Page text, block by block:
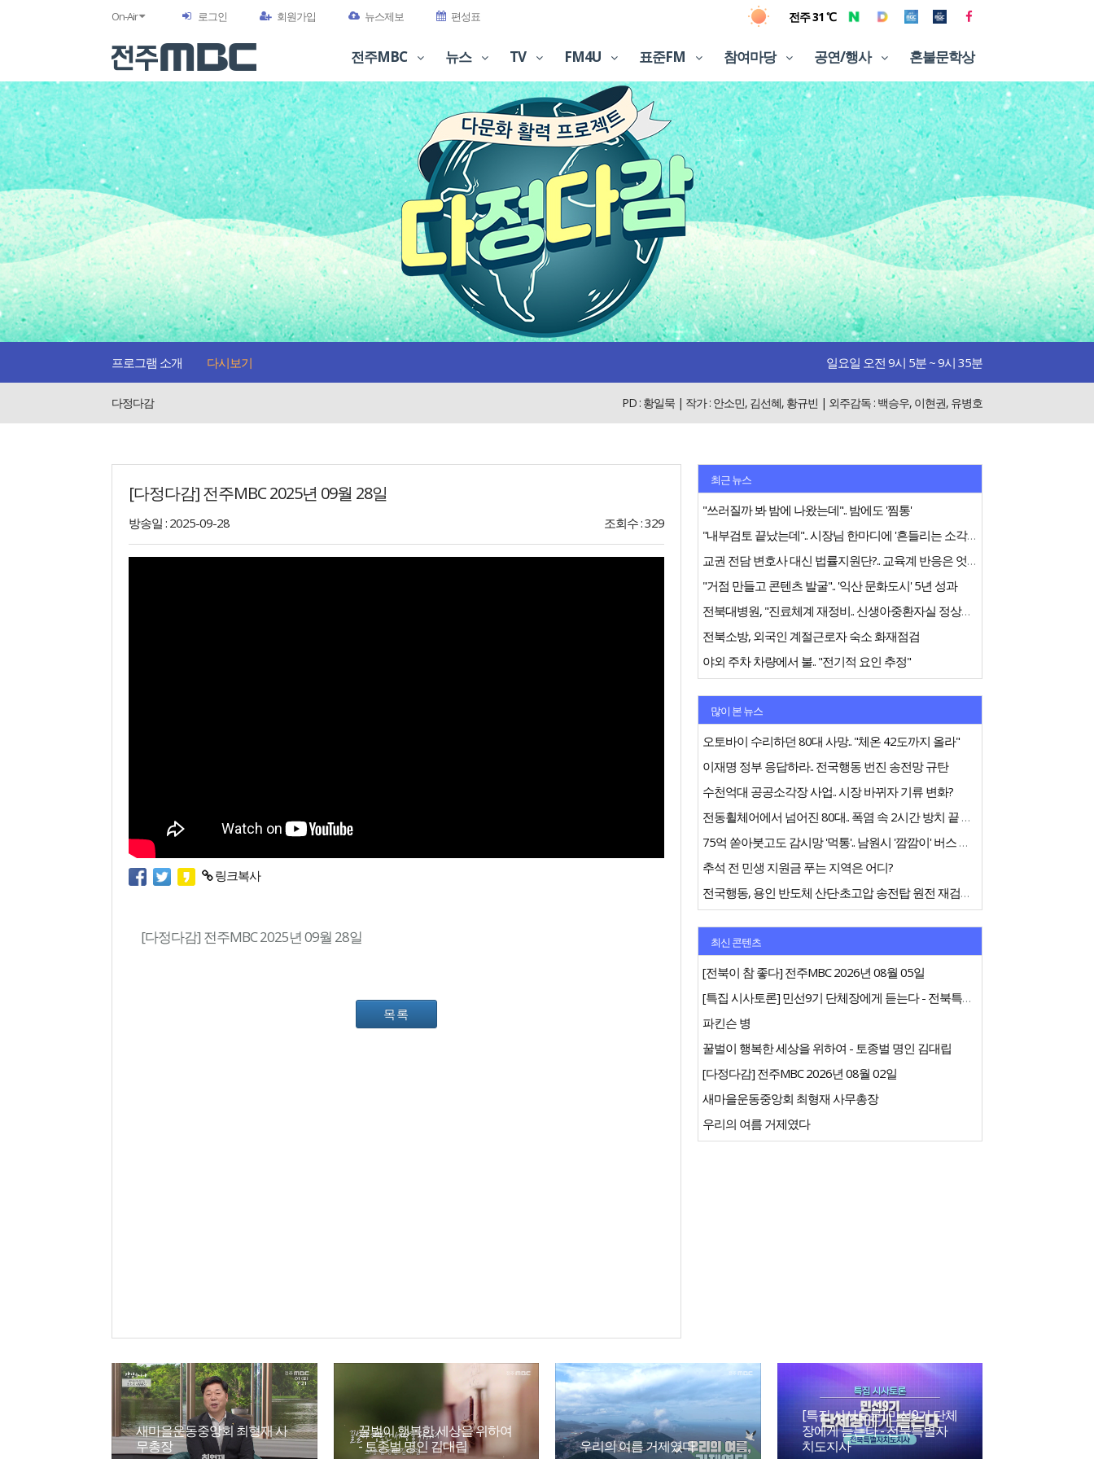
On-Air 로그인 회원가입 뉴스제보 편성표 전주 31 ℃
전주MBC 뉴스 TV FM4U 표준FM 참여마당 공연/행사 혼불문학상
프로그램 소개 다시보기 일요일 오전 9시 5분 ~ 9시 35분
다정다감 PD : 황일묵 | 작가 : 안소민, 김선혜, 황규빈 | 외주감독 : 백승우, 이현권, 유병호
[다정다감] 전주MBC 2025년 09월 28일
방송일 : 2025-09-28 조회수 : 329
링크복사
[다정다감] 전주MBC 2025년 09월 28일
목록
최근 뉴스
"쓰러질까 봐 밤에 나왔는데".. 밤에도 '찜통'
"내부검토 끝났는데".. 시장님 한마디에 '흔들리는 소각장'
교권 전담 변호사 대신 법률지원단?.. 교육계 반응은 엇갈려
"거점 만들고 콘텐츠 발굴".. '익산 문화도시' 5년 성과
전북대병원, "진료체계 재정비.. 신생아중환자실 정상화 노력"
전북소방, 외국인 계절근로자 숙소 화재점검
야외 주차 차량에서 불.. "전기적 요인 추정"
많이 본 뉴스
오토바이 수리하던 80대 사망.. "체온 42도까지 올라"
이재명 정부 응답하라.. 전국행동 번진 송전망 규탄
수천억대 공공소각장 사업.. 시장 바뀌자 기류 변화?
전동휠체어에서 넘어진 80대.. 폭염 속 2시간 방치 끝 숨져
75억 쏟아붓고도 감시망 '먹통'.. 남원시 '깜깜이' 버스 행정
추석 전 민생 지원금 푸는 지역은 어디?
전국행동, 용인 반도체 산단·초고압 송전탑 원전 재검토 촉구
최신 콘텐츠
[전북이 참 좋다] 전주MBC 2026년 08월 05일
[특집 시사토론] 민선9기 단체장에게 듣는다 - 전북특별자치도지사
파킨슨 병
꿀벌이 행복한 세상을 위하여 - 토종벌 명인 김대립
[다정다감] 전주MBC 2026년 08월 02일
새마을운동중앙회 최형재 사무총장
우리의 여름 거제였다
새마을운동중앙회 최형재 사
무총장
꿀벌이 행복한 세상을 위하여
- 토종벌 명인 김대립
우리의 여름 거제였다
[특집 시사토론] 민선9기 단체
장에게 듣는다 - 전북특별자
치도지사